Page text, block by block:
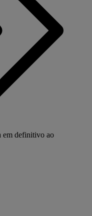
em definitivo ao